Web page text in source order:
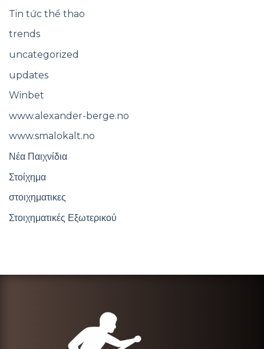
Tin tức thể thao
trends
uncategorized
updates
Winbet
www.alexander-berge.no
www.smalokalt.no
Νέα Παιχνίδια
Στοίχημα
στοιχηματικες
Στοιχηματικές Εξωτερικού